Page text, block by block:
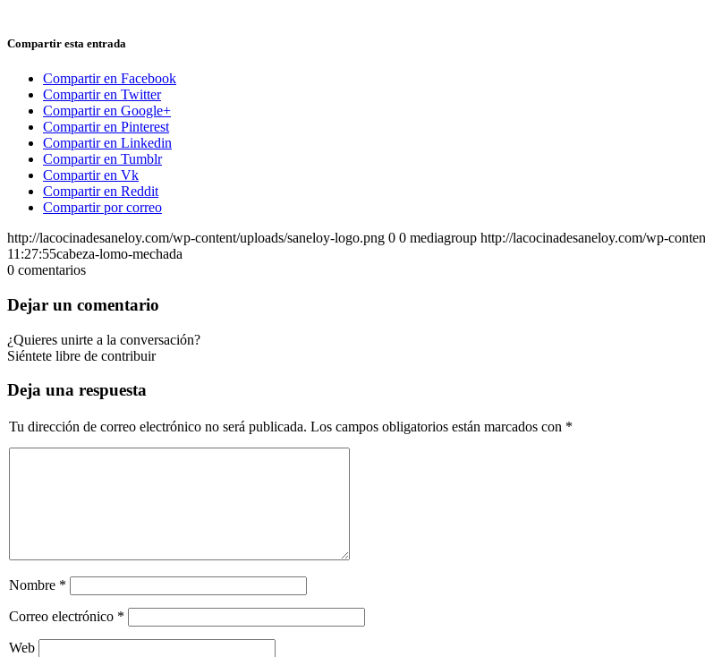
Compartir esta entrada
Compartir en Facebook
Compartir en Twitter
Compartir en Google+
Compartir en Pinterest
Compartir en Linkedin
Compartir en Tumblr
Compartir en Vk
Compartir en Reddit
Compartir por correo
http://lacocinadesaneloy.com/wp-content/uploads/saneloy-logo.png 0 0 mediagroup http://lacocinadesaneloy.com/wp-
11:27:55cabeza-lomo-mechada
0 comentarios
Dejar un comentario
¿Quieres unirte a la conversación?
Siéntete libre de contribuir
Deja una respuesta
Tu dirección de correo electrónico no será publicada. Los campos obligatorios están marcados con *
Nombre *
Correo electrónico *
Web